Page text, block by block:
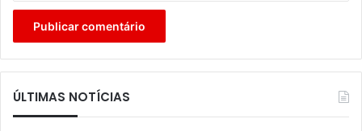
ÚLTIMAS NOTÍCIAS